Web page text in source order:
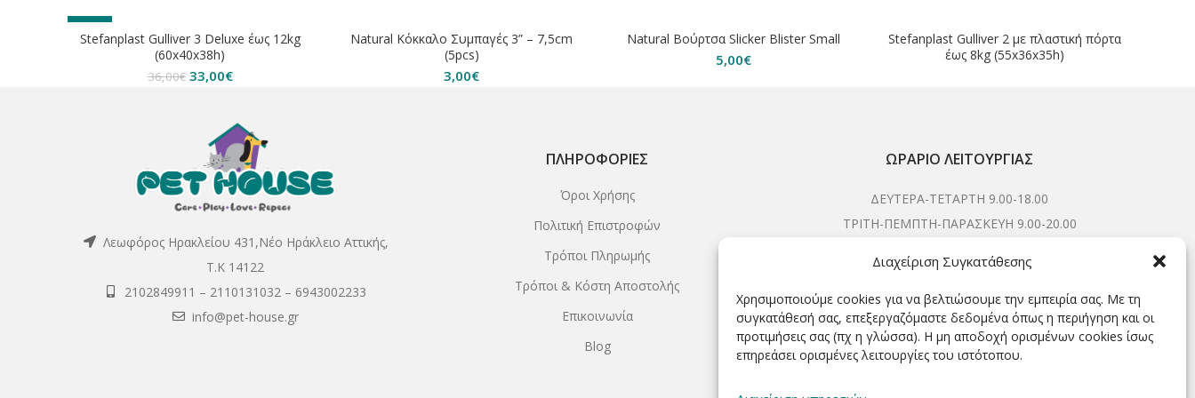
Διαχείριση Συγκατάθεσης
Χρησιμοποιούμε cookies για να βελτιώσουμε την εμπειρία σας. Με τη
συγκατάθεσή σας, επεξεργαζόμαστε δεδομένα όπως η περιήγηση και οι
προτιμήσεις σας (πχ η γλώσσα). Η μη αποδοχή ορισμένων cookies ίσως
επηρεάσει ορισμένες λειτουργίες του ιστότοπου.
-8%
Stefanplast Gulliver 3 Deluxe έως 12kg
(60x40x38h)
36,00€ Original
36,00€.
33,00€Η
είναι:
33,00€.
Natural Κόκκαλο Συμπαγές 3” – 7,5cm
(5pcs)
3,00€
Natural Βούρτσα Slicker Blister Small
5,00€
Stefanplast Gulliver 2 με πλαστική πόρτα
έως 8kg (55x36x35h)
Λεωφόρος Ηρακλείου 431,Νέο Ηράκλειο Αττικής,
Τ.Κ 14122
2102849911 – 2110131032 – 6943002233
info@pet-house.gr
ΠΛΗΡΟΦΟΡΊΕΣ
Όροι Χρήσης
Πολιτική Επιστροφών
Τρόποι Πληρωμής
Τρόποι & Κόστη Αποστολής
Επικοινωνία
Blog
ΩΡΆΡΙΟ ΛΕΙΤΟΥΡΓΊΑΣ
ΔΕΥΤΕΡΑ-ΤΕΤΑΡΤΗ 9.00-18.00
ΤΡΙΤΗ-ΠΕΜΠΤΗ-ΠΑΡΑΣΚΕΥΗ 9.00-20.00
ΕΓΓΡΑΦΕΊΤΕ ΓΙΑ ΝΑ ΛΑΜΒΆΝΕΤΕ ΠΡΏΤΟΙ NΈΑ &
ΠΡΟΣΦΟΡΈΣ ΜΑΣ!